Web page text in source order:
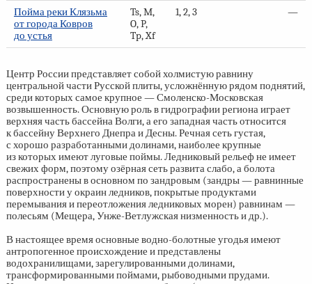
Пойма реки Клязьма
от города Ковров
до устья
Ts, M,
O, P,
Tp, Xf
1, 2, 3 —
Центр России представляет собой холмистую равнину
центральной части Русской плиты, усложнённую рядом поднятий,
среди которых самое крупное — Смоленско-Московская
возвышенность. Основную роль в гидрографии региона играет
верхняя часть бассейна Волги, а его западная часть относится
к бассейну Верхнего Днепра и Десны. Речная сеть густая,
с хорошо разработанными долинами, наиболее крупные
из которых имеют луговые поймы. Ледниковый рельеф не имеет
свежих форм, поэтому озёрная сеть развита слабо, а болота
распространены в основном по зандровым (зандры — равнинные
поверхности у окраин ледников, покрытые продуктами
перемывания и переотложения ледниковых морен) равнинам —
полесьям (Мещера, Унже-Ветлужская низменность и др.).
В настоящее время основные водно-болотные угодья имеют
антропогенное происхождение и представлены
водохранилищами, зарегулированными долинами,
трансформированными поймами, рыбоводными прудами.